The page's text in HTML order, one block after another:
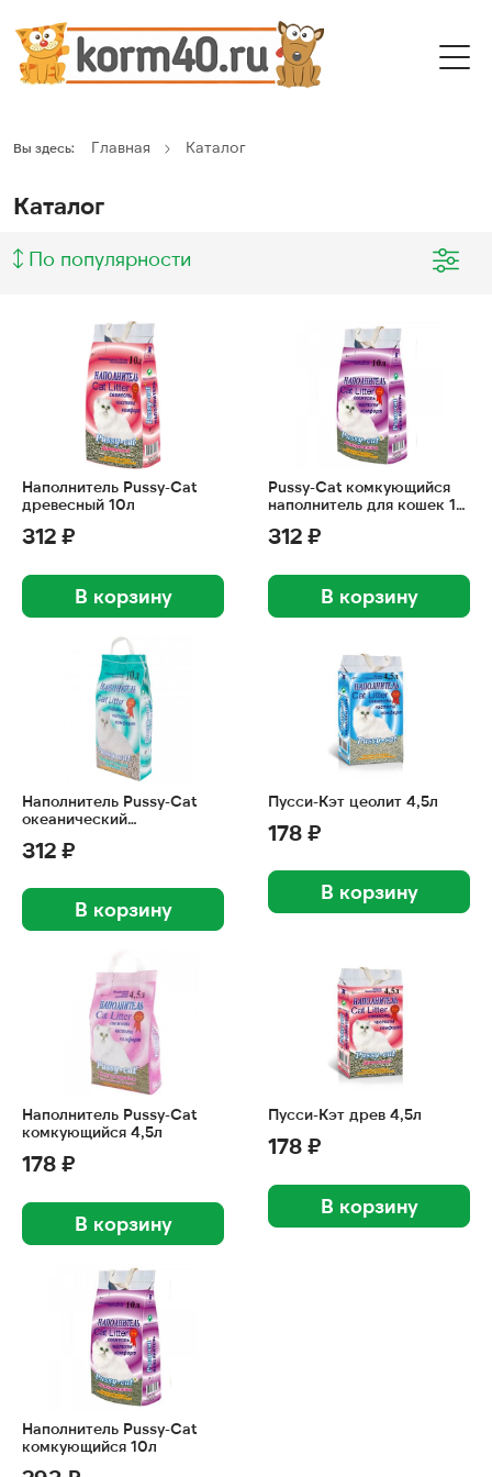
Вы здесь: Главная Каталог
Каталог
По популярности
Наполнитель Pussy-Cat
древесный 10л
312 ₽
В корзину
Pussy-Cat комкующийся
наполнитель для кошек 10
312 ₽
В корзину
Наполнитель Pussy-Cat
океанический
312 ₽
В корзину
Пусси-Кэт цеолит 4,5л
178 ₽
В корзину
Наполнитель Pussy-Cat
комкующийся 4,5л
178 ₽
В корзину
Пусси-Кэт древ 4,5л
178 ₽
В корзину
Наполнитель Pussy-Cat
комкующийся 10л